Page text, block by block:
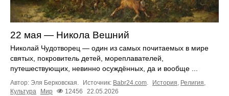
22 мая — Никола Вешний
Николай Чудотворец — один из самых почитаемых в мире
святых, покровитель детей, мореплавателей,
путешествующих, невинно осуждённых, да и вообще ...
Автор: Эля Берковская. Источник: Babr24.com. История, Религия,
Культура
Мир 12456 22.05.2026